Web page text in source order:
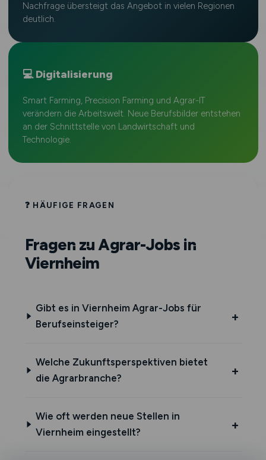
Nachfrage übersteigt das Angebot in vielen Regionen
deutlich.
💻 Digitalisierung
Smart Farming, Precision Farming und Agrar-IT
verändern die Arbeitswelt. Neue Berufsbilder entstehen
an der Schnittstelle von Landwirtschaft und
Technologie.
❓ HÄUFIGE FRAGEN
Fragen zu Agrar-Jobs in
Viernheim
Gibt es in Viernheim Agrar-Jobs für
Berufseinsteiger?
Welche Zukunftsperspektiven bietet
die Agrarbranche?
Wie oft werden neue Stellen in
Viernheim eingestellt?